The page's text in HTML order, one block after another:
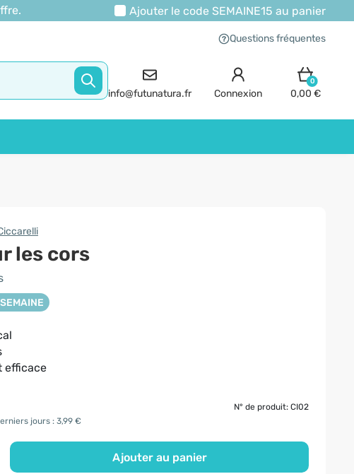
Ajouter le code SEMAINE15 au panier
Questions fréquentes
info@futunatura.fr Connexion
0
0,00 €
les cors
efficace
N° de produit: CI02
jours : 3,99 €
Ajouter au panier